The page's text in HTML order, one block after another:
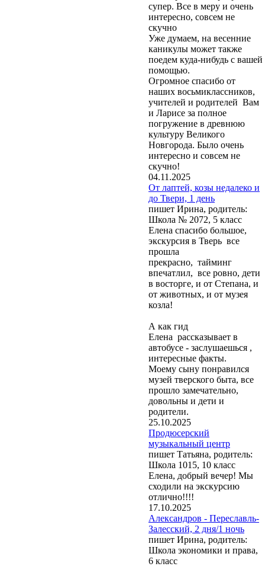
супер. Все в меру и очень
интересно, совсем не
скучно
Уже думаем, на весенние
каникулы может также
поедем куда-нибудь с вашей
помощью.
Огромное спасибо от
наших восьмиклассников,
учителей и родителей Вам
и Ларисе за полное
погружение в древнюю
культуру Великого
Новгорода. Было очень
интересно и совсем не
скучно!
04.11.2025
От лаптей, козы недалеко и
до Твери, 1 день
пишет Ирина, родитель:
Школа № 2072, 5 класс
Елена спасибо большое,
экскурсия в Тверь все
прошла
прекрасно, тайминг
впечатлил, все ровно, дети
в восторге, и от Степана, и
от животных, и от музея
козла!
А как гид
Елена рассказывает в
автобусе - заслушаешься ,
интересные факты.
Моему сыну понравился
музей тверского быта, все
прошло замечательно,
довольны и дети и
родители.
25.10.2025
Продюсерский
музыкальный центр
пишет Татьяна, родитель:
Школа 1015, 10 класс
Елена, добрый вечер! Мы
сходили на экскурсию
отлично!!!!
17.10.2025
Александров - Переславль-
Залесский, 2 дня/1 ночь
пишет Ирина, родитель:
Школа экономики и права,
6 класс